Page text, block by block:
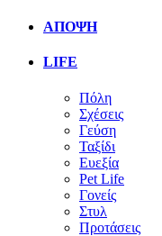
ΑΠΟΨΗ
LIFE
Πόλη
Σχέσεις
Γεύση
Ταξίδι
Ευεξία
Pet Life
Γονείς
Στυλ
Προτάσεις